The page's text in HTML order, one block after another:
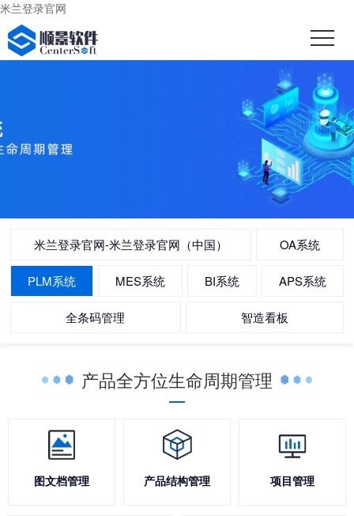
米兰登录官网
米兰登录官网-米兰登录官网（中国） OA系统
PLM系统 MES系统 BI系统 APS系统
全条码管理 智造看板
产品全方位生命周期管理
图文档管理 产品结构管理 项目管理